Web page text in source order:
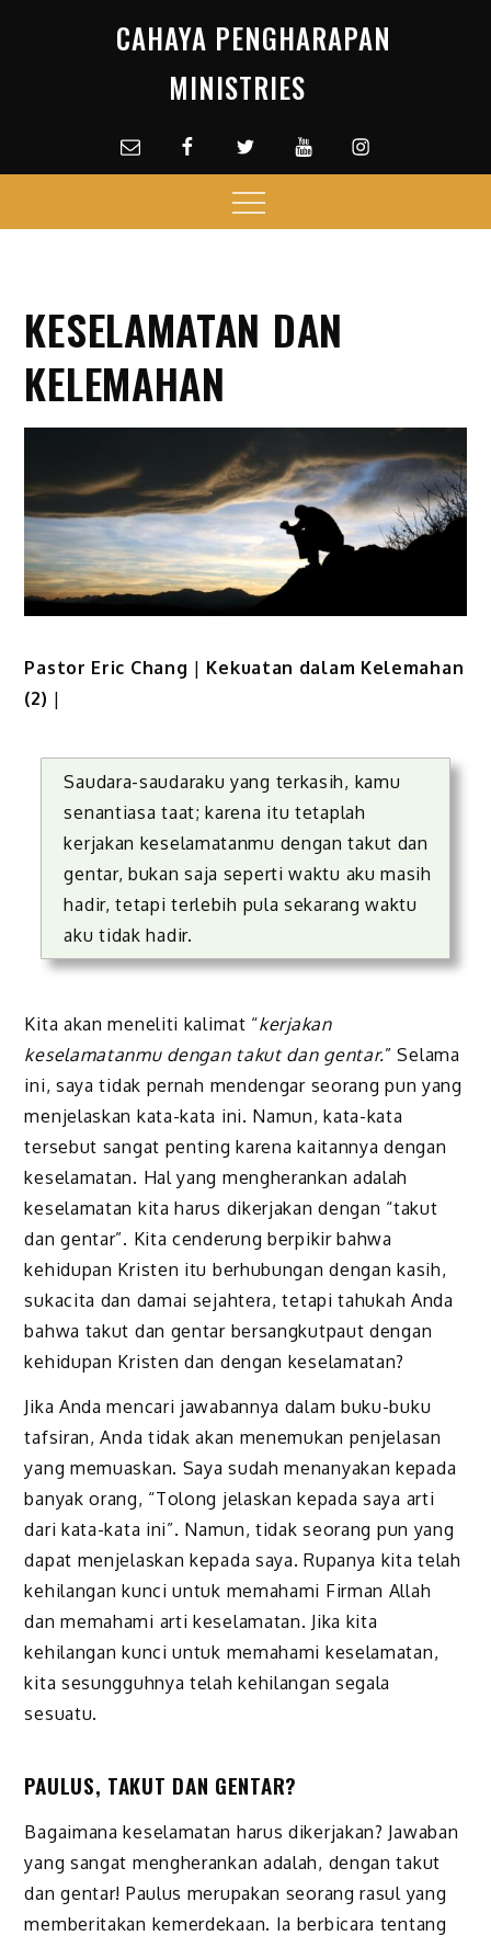
CAHAYA PENGHARAPAN
MINISTRIES
Email facebookTwitterYoutubeInstagram
Menu
KESELAMATAN DAN
KELEMAHAN
Pastor Eric Chang | Kekuatan dalam Kelemahan
(2) |
Saudara-saudaraku yang terkasih, kamu
senantiasa taat; karena itu tetaplah
kerjakan keselamatanmu dengan takut dan
gentar, bukan saja seperti waktu aku masih
hadir, tetapi terlebih pula sekarang waktu
aku tidak hadir.
Kita akan meneliti kalimat “kerjakan
keselamatanmu dengan takut dan gentar.” Selama
ini, saya tidak pernah men­dengar seorang pun yang
menjelaskan kata-kata ini. Namun, kata-kata
tersebut sangat penting karena kaitannya dengan
keselamatan. Hal yang mengherankan adalah
keselamatan kita harus dikerjakan dengan “takut
dan gentar”. Kita cende­rung berpikir bahwa
kehidupan Kristen itu berhubungan dengan kasih,
sukacita dan damai sejahtera, tetapi tahukah Anda
bahwa takut dan gentar bersangkutpaut dengan
kehidupan Kristen dan dengan keselamatan?
Jika Anda mencari jawabannya dalam buku-buku
tafsiran, Anda tidak akan menemukan penjelasan
yang memuaskan. Saya sudah menanyakan kepada
banyak orang, “Tolong jelaskan kepada saya arti
dari kata-kata ini”. Namun, tidak seorang pun yang
dapat menjelaskan kepada saya. Rupanya kita telah
kehilangan kunci untuk memahami Firman Allah
dan memahami arti keselamatan. Jika kita
kehilangan kunci untuk memahami keselamatan,
kita sesungguhnya telah kehilangan segala
sesuatu.
PAULUS, TAKUT DAN GENTAR?
Bagaimana keselamatan harus dikerjakan? Jawaban
yang sangat mengherankan adalah, dengan takut
dan gentar! Paulus merupakan seorang rasul yang
memberitakan kemerde­kaan. Ia berbicara tentang